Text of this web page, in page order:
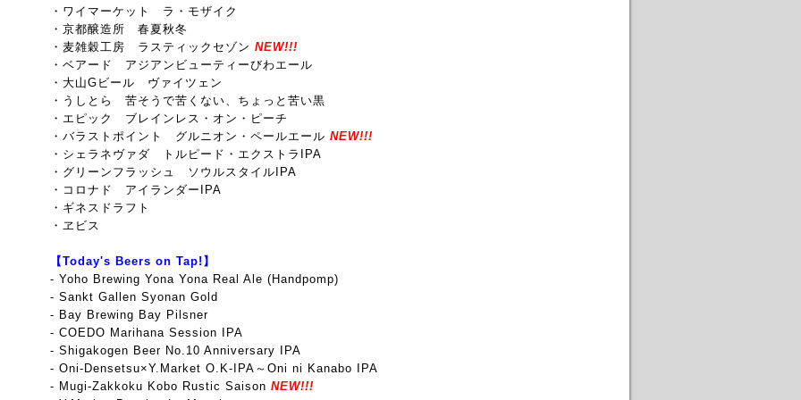
・ワイマーケット ラ・モザイク
・京都醸造所 春夏秋冬
・麦雑穀工房 ラスティックセゾン NEW!!!
・ベアード アジアンビューティーびわエール
・大山Gビール ヴァイツェン
・うしとら 苦そうで苦くない、ちょっと苦い黒
・エピック ブレインレス・オン・ピーチ
・バラストポイント グルニオン・ペールエール NEW!!!
・シェラネヴァダ トルピード・エクストラIPA
・グリーンフラッシュ ソウルスタイルIPA
・コロナド アイランダーIPA
・ギネスドラフト
・ヱビス
【Today's Beers on Tap!】
- Yoho Brewing Yona Yona Real Ale (Handpomp)
- Sankt Gallen Syonan Gold
- Bay Brewing Bay Pilsner
- COEDO Marihana Session IPA
- Shigakogen Beer No.10 Anniversary IPA
- Oni-Densetsu×Y.Market O.K-IPA～Oni ni Kanabo IPA
- Mugi-Zakkoku Kobo Rustic Saison NEW!!!